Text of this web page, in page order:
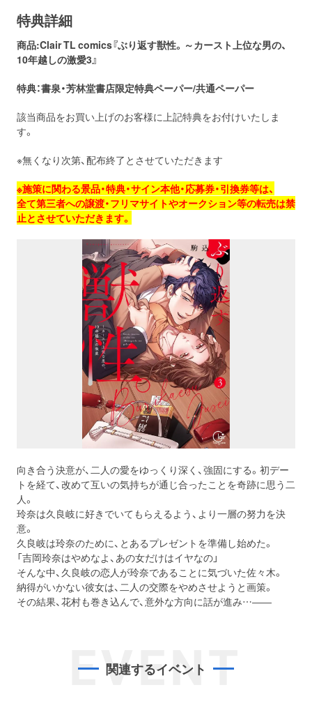
特典詳細
商品:Clair TL comics『ぶり返す獣性。～カースト上位な男の、
10年越しの激愛3』
特典：書泉・芳林堂書店限定特典ペーパー/共通ペーパー
該当商品をお買い上げのお客様に上記特典をお付けいたしま
す。
※無くなり次第、配布終了とさせていただきます
※施策に関わる景品・特典・サイン本他・応募券・引換券等は、
全て第三者への譲渡・フリマサイトやオークション等の転売は禁
止とさせていただきます。
向き合う決意が、二人の愛をゆっくり深く、強固にする。 初デー
トを経て、改めて互いの気持ちが通じ合ったことを奇跡に思う二
人。
玲奈は久良岐に好きでいてもらえるよう、より一層の努力を決
意。
久良岐は玲奈のために、とあるプレゼントを準備し始めた。
「吉岡玲奈はやめなよ、あの女だけはイヤなの」
そんな中、久良岐の恋人が玲奈であることに気づいた佐々木。
納得がいかない彼女は、二人の交際をやめさせようと画策。
その結果、花村も巻き込んで、意外な方向に話が進み…――
EVENT
関連するイベント